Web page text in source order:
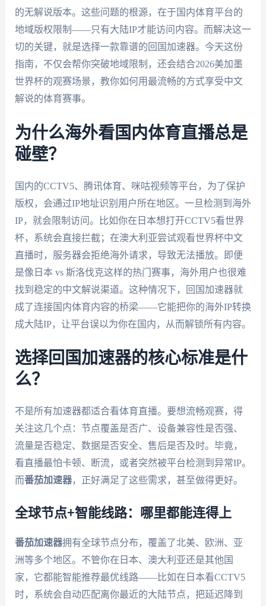
的无解说版本。这些问题的根源，在于国内体育平台的
地域版权限制——只有大陆IP才能访问内容。而解决这一
切的关键，就是选择一款靠谱的回国加速器。今天这份
指南，不仅会帮你突破地域限制，还会结合2026美加墨
世界杯的观赛场景，教你如何用最流畅的方式享受中文
解说的体育赛事。
为什么海外看国内体育直播总是
碰壁？
国内的CCTV5、腾讯体育、咪咕视频等平台，为了保护
版权，会通过IP地址识别用户所在地区。一旦检测到海外
IP，就会限制访问。比如你在日本想打开CCTV5看世界
杯，系统会直接拦截；在澳大利亚尝试观看世界杯中文
直播时，服务器会拒绝海外请求，导致无法播放。即便
是像日本 vs 斯洛伐克这样的热门赛事，海外用户也很难
找到稳定的中文解说渠道。这种情况下，回国加速器就
成了连接国内体育内容的桥梁——它能把你的海外IP转换
成大陆IP，让平台误以为你在国内，从而解锁所有内容。
选择回国加速器的核心标准是什
么？
不是所有加速器都适合看体育直播。要想流畅观赛，得
关注这几个点：节点覆盖是否广、设备兼容性是否强、
流量是否稳定、数据是否安全、售后是否及时。毕竟，
看直播最怕卡顿、断流，或者突然被平台检测到异常IP。
而番茄加速器，正好满足了这些需求，甚至做得更好。
全球节点+智能线路：哪里都能连得上
番茄加速器拥有全球节点分布，覆盖了北美、欧洲、亚
洲等多个地区。不管你在日本、澳大利亚还是其他国
家，它都能智能推荐最优线路——比如在日本看CCTV5
时，系统会自动匹配离你最近的大陆节点，把延迟降到